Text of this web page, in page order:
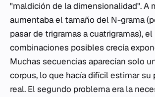
"maldición de la dimensionalidad". A
aumentaba el tamaño del N-grama
pasar de trigramas a cuatrigramas),
combinaciones posibles crecía
Muchas secuencias aparecían solo
corpus, lo que hacía difícil estimar su
real. El segundo problema era la